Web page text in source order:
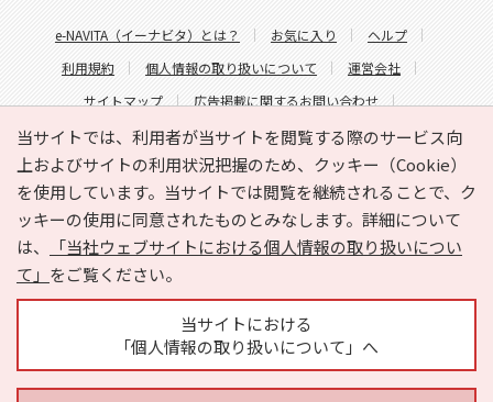
当サイトでは、利用者が当サイトを閲覧する際のサービス向
上およびサイトの利用状況把握のため、クッキー（Cookie）
を使用しています。当サイトでは閲覧を継続されることで、ク
ッキーの使用に同意されたものとみなします。詳細について
は、
「当社ウェブサイトにおける個人情報の取り扱いについ
て」 をご覧ください。
当サイトにおける
「個人情報の取り扱いについて」へ
e-NAVITA（イーナビタ）とは？ お気に入り
ヘルプ
利用規約
個人情報の取り扱いについて
運営会社
サイトマップ
広告掲載に関するお問い合わせ
サイトの内容に関するお問い合わせ
Copyright © HYOJITO.Co.,Ltd. All Rights Reserved.